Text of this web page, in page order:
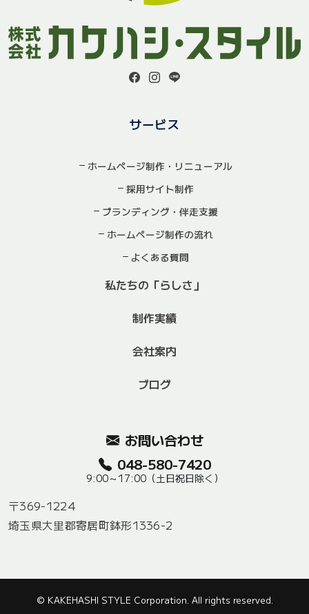
サービス
ホームページ制作・リニューアル
採用サイト制作
ブランディング・伴走支援
ホームページ制作の流れ
よくある質問
私たちの「らしさ」
制作実績
会社案内
ブログ
お問い合わせ
048-580-7420
9:00～17:00（土日祝日除く）
〒369-1224
埼玉県大里郡寄居町鉢形1336-2
© KAKEHASHI STYLE Corporation. All rights reserved.